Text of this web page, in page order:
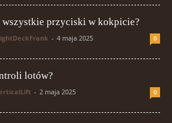
przyciski w kokpicie?
- 4 maja 2025 0
lotów?
- 2 maja 2025 0